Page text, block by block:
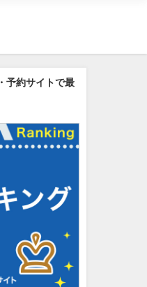
予約サイトで最